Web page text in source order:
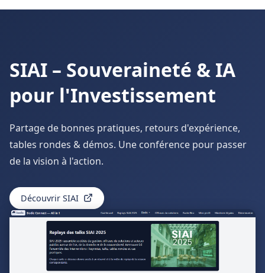
SIAI – Souveraineté & IA
pour l'Investissement
Partage de bonnes pratiques, retours d'expérience,
tables rondes & démos. Une conférence pour passer
de la vision à l'action.
Découvrir SIAI